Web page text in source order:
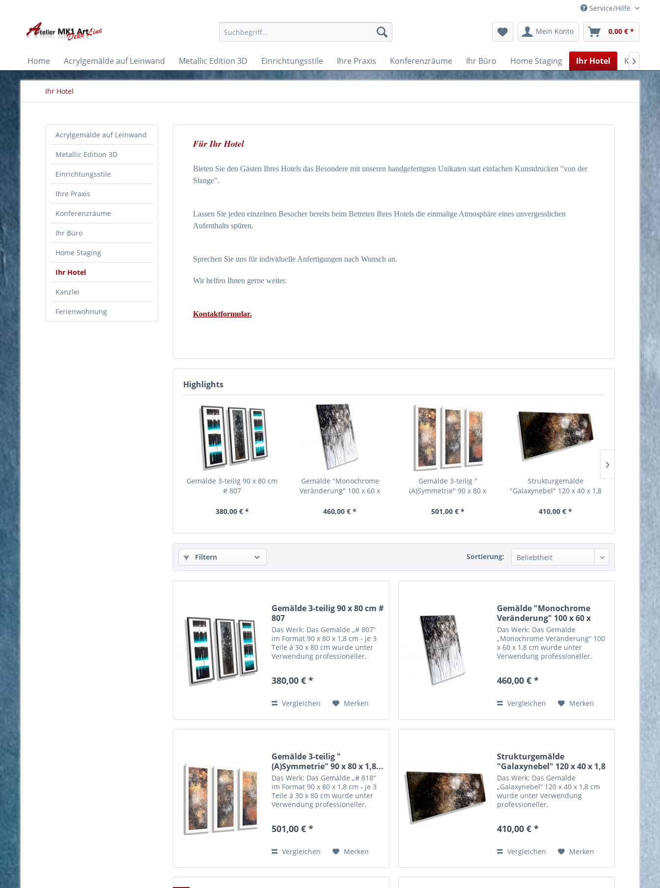
Service/Hilfe
Mein Konto 0,00 € *
Home Acrylgemälde auf Leinwand Metallic Edition 3D Einrichtungsstile Ihre Praxis Konferenzräume Ihr Büro Home Staging Ihr Hotel Kanzlei

Ihr Hotel
Acrylgemälde auf Leinwand
Metallic Edition 3D
Einrichtungsstile
Ihre Praxis
Konferenzräume
Ihr Büro
Home Staging
Ihr Hotel
Kanzlei
Ferienwohnung
Für Ihr Hotel
Bieten Sie den Gästen Ihres Hotels das Besondere mit unseren handgefertigten Unikaten statt einfachen Kunstdrucken "von der
Stange".
Lassen Sie jeden einzelnen Besucher bereits beim Betreten Ihres Hotels die einmalige Atmosphäre eines unvergesslichen
Aufenthalts spüren.
Sprechen Sie uns für individuelle Anfertigungen nach Wunsch an.
Wir helfen Ihnen gerne weiter.
Kontaktformular.
Highlights
Gemälde 3-teilig 90 x 80 cm
# 807
380,00 € *
Gemälde "Monochrome
Veränderung" 100 x 60 x
460,00 € *
Gemälde 3-teilig "
(A)Symmetrie" 90 x 80 x
501,00 € *
Strukturgemälde
"Galaxynebel" 120 x 40 x 1,8
410,00 € *
Gemälde
Filtern Sortierung:
Gemälde 3-teilig 90 x 80 cm #
807
Das Werk: Das Gemälde „# 807“
im Format 90 x 80 x 1,8 cm - je 3
Teile á 30 x 80 cm wurde unter
Verwendung professioneller,
zweiwöchiger Handarbeit
Farbe garantiert für...
380,00 € *
Vergleichen Merken
Gemälde "Monochrome
Veränderung" 100 x 60 x
1,8...
Das Werk: Das Gemälde
„Monochrome Veränderung“ 100
x 60 x 1,8 cm wurde unter
Verwendung professioneller,
zweiwöchiger Handarbeit
Farbe garantiert für eine hohe...
460,00 € *
Vergleichen Merken
Gemälde 3-teilig "
(A)Symmetrie" 90 x 80 x 1,8...
Das Werk: Das Gemälde „# 818“
im Format 90 x 80 x 1,8 cm - je 3
Teile á 30 x 80 cm wurde unter
Verwendung professioneller,
zweiwöchiger Handarbeit
Farbe garantiert für...
501,00 € *
Vergleichen Merken
Strukturgemälde
"Galaxynebel" 120 x 40 x 1,8
cm...
Das Werk: Das Gemälde
„Galaxynebel“ 120 x 40 x 1,8 cm
wurde unter Verwendung
professioneller,
zweiwöchiger Handarbeit
Farbe garantiert für eine hohe
Lichtechtheit und...
410,00 € *
Vergleichen Merken